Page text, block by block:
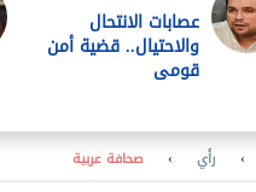
عصابات الانتحال
والاحتيال.. قضية أمن
قومى
› رأي › صحافة عربية